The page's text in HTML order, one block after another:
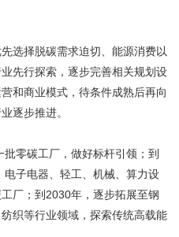
择脱碳需求迫切、能源消费以
先行探索，逐步完善相关规划设
和商业模式，待条件成熟后再向
逐步推进。
零碳工厂，做好标杆引领；到
电子电器、轻工、机械、算力设
厂；到2030年，逐步拓展至钢
织等行业领域，探索传统高载能